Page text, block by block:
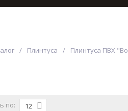
Плинтуса Плинтуса ПВХ
по: 12